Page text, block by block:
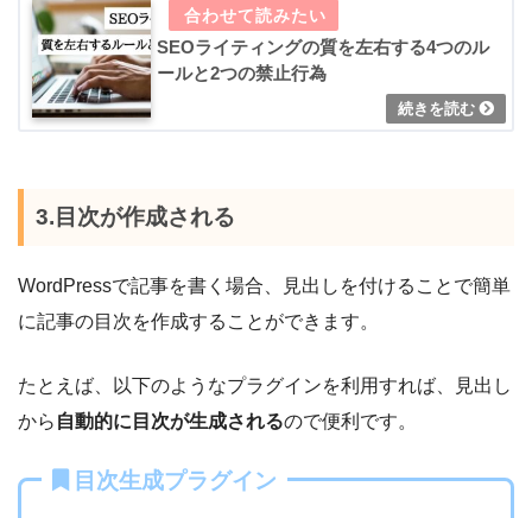
SEOライティングの質を左右する4つのル
ールと2つの禁止行為
3.目次が作成される
WordPressで記事を書く場合、見出しを付けることで簡単
に記事の目次を作成することができます。
たとえば、以下のようなプラグインを利用すれば、見出し
から 自動的に目次が生成されるので便利です。
目次生成プラグイン